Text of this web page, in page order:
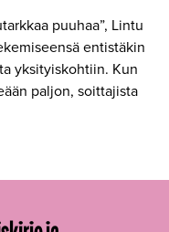
puuhaa”, Lintu
entistäkin
yksityiskohtiin. Kun
paljon, soittajista